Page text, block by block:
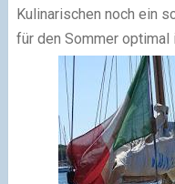
Kulinarischen noch ein
für den Sommer optimal